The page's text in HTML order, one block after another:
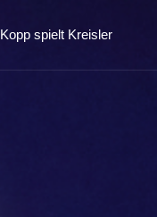
Kopp spielt Kreisler